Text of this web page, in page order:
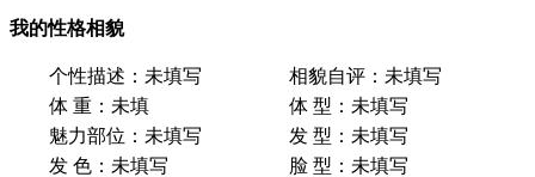
我的性格相貌
个性描述： 未填写 相貌自评： 未填写
体 重： 未填 体 型： 未填写
魅力部位： 未填写 发 型： 未填写
发 色： 未填写 脸 型： 未填写